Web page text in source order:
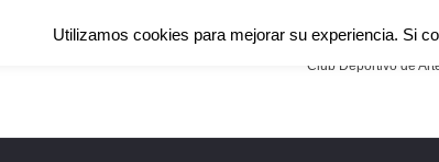
Club Deportivo de
Utilizamos cookies para mejorar su experiencia. Si